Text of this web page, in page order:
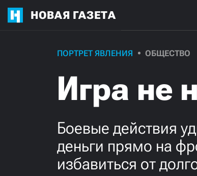
НОВАЯ ГАЗЕТА
ПОРТРЕТ ЯВЛЕНИЯ ОБЩЕСТВО
Игра не
Боевые действия
деньги прямо на
избавиться от